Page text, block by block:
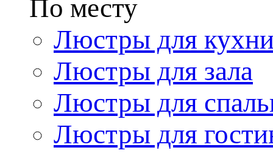
По месту
Люстры для
Люстры для зала
Люстры для
Люстры для